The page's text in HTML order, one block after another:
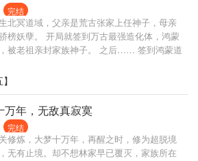
开六道，号六道轮回！我睁眼时，即天亮！
，即天黑！ 二弟子纳兰然：时光体！踏时光
古今未来。时光长河之上，我为尊。诸天万
我独存！我的存在，只为在时光长河中找回
有绝世剑仙之资！以剑体诛仙、剑心戮仙、
、剑魄绝仙，杀得诸天万界无人敢称仙！
某一天。 真正的黑暗动乱降临！ 什么？ 万
只蚂蚁都是十凶天角蚁？ 万古仙宗地下的蚯
族巨龙？ 整个宗门弟子修为最弱的都是大
动乱的源头疯了！
完结
北冥道域，父亲是荒古张家上任神子，母亲
榜妖孽。 开局就签到万古最强造化体，鸿蒙
被老祖亲封家族神子。 之后…… 签到鸿蒙道
极道帝兵，帝威赫赫震苍穹！ …… 入鲲鹏
亿万天骄，荣登天骄榜榜首，一眼望去，天
。 “我张尘，荒古张家神子，独断万古！”
万年，无敌真寂寞
完结
修炼，大梦十万年，再醒之时，修为超脱境
无有止境。却不想林家早已覆灭，家族所在